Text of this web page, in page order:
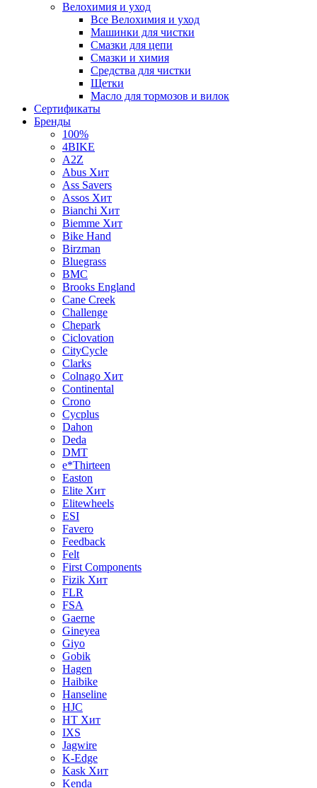
Велохимия и уход
Все Велохимия и уход
Машинки для чистки
Смазки для цепи
Смазки и химия
Средства для чистки
Щетки
Масло для тормозов и вилок
Сертификаты
Бренды
100%
4BIKE
A2Z
Abus Хит
Ass Savers
Assos Хит
Bianchi Хит
Biemme Хит
Bike Hand
Birzman
Bluegrass
BMC
Brooks England
Cane Creek
Challenge
Chepark
Ciclovation
CityCycle
Clarks
Colnago Хит
Continental
Crono
Cycplus
Dahon
Deda
DMT
e*Thirteen
Easton
Elite Хит
Elitewheels
ESI
Favero
Feedback
Felt
First Components
Fizik Хит
FLR
FSA
Gaerne
Gineyea
Giyo
Gobik
Hagen
Haibike
Hanseline
HJC
HT Хит
IXS
Jagwire
K-Edge
Kask Хит
Kenda